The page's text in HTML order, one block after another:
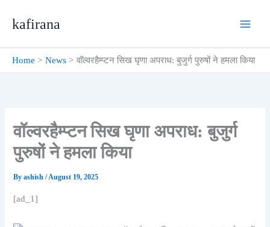
kafirana
Home News वॉल्वरहैम्प्टन सिख घृणा अपराध: बुजुर्ग पुरुषों ने हमला किया
वॉल्वरहैम्प्टन सिख घृणा अपराध: बुजुर्ग
पुरुषों ने हमला किया
Byashish/August 19, 2025
[ad_1]